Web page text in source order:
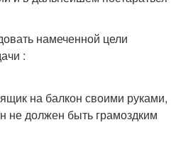
намеченной цели
:
на балкон своими руками,
не должен быть грамоздким